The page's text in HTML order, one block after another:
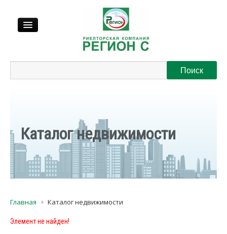
Регионы
Каталог недвижимости
Главная Каталог недвижимости
Элемент не найден!